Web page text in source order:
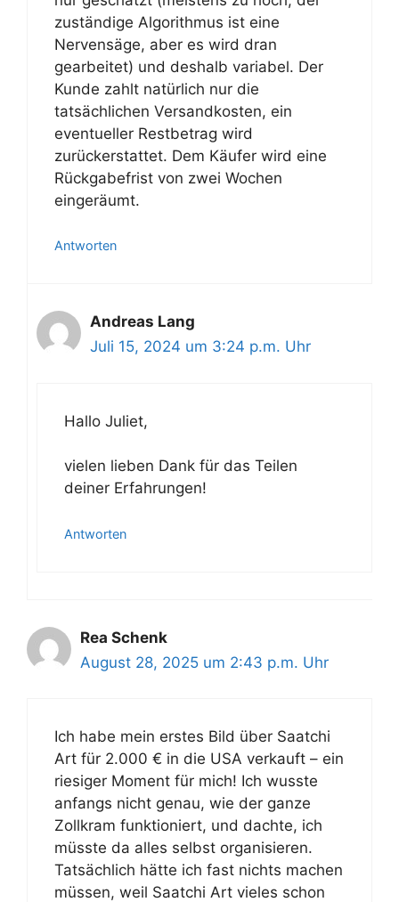
zuständige Algorithmus ist eine
Nervensäge, aber es wird dran
gearbeitet) und deshalb variabel. Der
Kunde zahlt natürlich nur die
tatsächlichen Versandkosten, ein
eventueller Restbetrag wird
zurückerstattet. Dem Käufer wird eine
Rückgabefrist von zwei Wochen
eingeräumt.
Antworten
Andreas Lang
Juli 15, 2024 um 3:24 p.m. Uhr
Hallo Juliet,
vielen lieben Dank für das Teilen
deiner Erfahrungen!
Antworten
Rea Schenk
August 28, 2025 um 2:43 p.m. Uhr
Ich habe mein erstes Bild über Saatchi
Art für 2.000 € in die USA verkauft – ein
riesiger Moment für mich! Ich wusste
anfangs nicht genau, wie der ganze
Zollkram funktioniert, und dachte, ich
müsste da alles selbst organisieren.
Tatsächlich hätte ich fast nichts machen
müssen, weil Saatchi Art vieles schon